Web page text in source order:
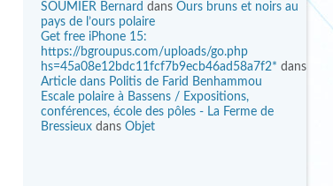
SOUMIER Bernard dans Ours bruns et noirs au
pays de l’ours polaire
Get free iPhone 15:
https://bgroupus.com/uploads/go.php
hs=45a08e12bdc11fcf7b9ecb46ad58a7f2* dans
Article dans Politis de Farid Benhammou
Escale polaire à Bassens / Expositions,
conférences, école des pôles - La Ferme de
Bressieux dans Objet